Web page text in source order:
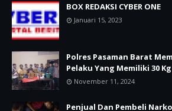
BOX REDAKSI CYBER ONE
Januari 15, 2023
Polres Pasaman Barat
Pelaku Yang Memiliki 30
November 11, 2024
Penjual Dan Pembeli